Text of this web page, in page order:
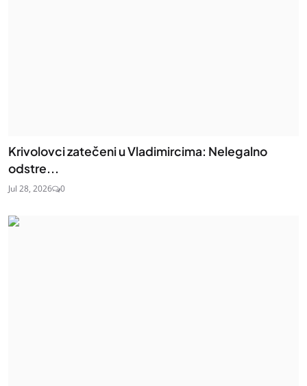
Krivolovci zatečeni u Vladimircima: Nelegalno
odstre...
Jul 28, 2026 0